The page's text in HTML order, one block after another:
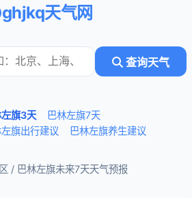
ghjkq天气网
查询天气
左旗3天
巴林左旗7天
左旗出行建议
巴林左旗养生建议
/ 巴林左旗未来7天天气预报